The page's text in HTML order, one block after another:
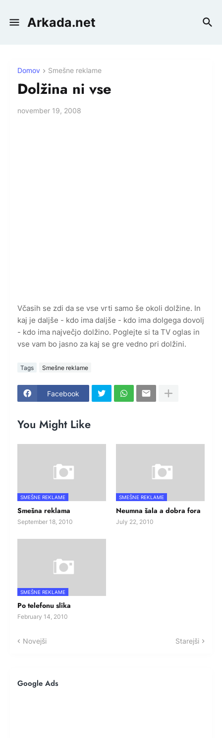
Arkada.net
Domov Smešne reklame
Dolžina ni vse
november 19, 2008
Včasih se zdi da se vse vrti samo še okoli dolžine. In
kaj je daljše - kdo ima daljše - kdo ima dolgega dovolj
- kdo ima največjo dolžino. Poglejte si ta TV oglas in
vse vam bo jasno za kaj se gre vedno pri dolžini.
Tags Smešne reklame
Facebook
You Might Like
SMEŠNE REKLAME
Smešna reklama
September 18, 2010
SMEŠNE REKLAME
Neumna šala a dobra fora
July 22, 2010
SMEŠNE REKLAME
Po telefonu slika
February 14, 2010
Novejši Starejši
Google Ads